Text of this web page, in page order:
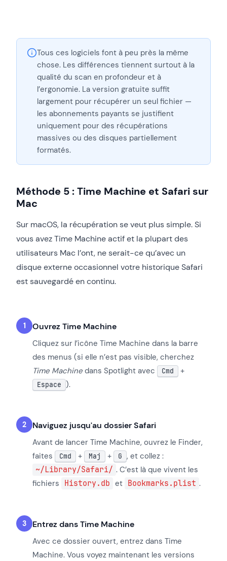
Tous ces logiciels font à peu près la même
chose. Les différences tiennent surtout à la
qualité du scan en profondeur et à
l’ergonomie. La version gratuite suffit
largement pour récupérer un seul fichier —
les abonnements payants se justifient
uniquement pour des récupérations
massives ou des disques partiellement
formatés.
Méthode 5 : Time Machine et Safari sur
Mac
Sur macOS, la récupération se veut plus simple. Si
vous avez Time Machine actif et la plupart des
utilisateurs Mac l’ont, ne serait-ce qu’avec un
disque externe occasionnel votre historique Safari
est sauvegardé en continu.
Ouvrez Time Machine
Cliquez sur l’icône Time Machine dans la barre
des menus (si elle n’est pas visible, cherchez
Time Machine dans Spotlight avec Cmd +
Espace ).
Naviguez jusqu'au dossier Safari
Avant de lancer Time Machine, ouvrez le Finder,
faites
Cmd + Maj + G , et collez :
~/Library/Safari/ . C’est là que vivent les
fichiers History.db et Bookmarks.plist .
Entrez dans Time Machine
Avec ce dossier ouvert, entrez dans Time
Machine. Vous voyez maintenant les versions